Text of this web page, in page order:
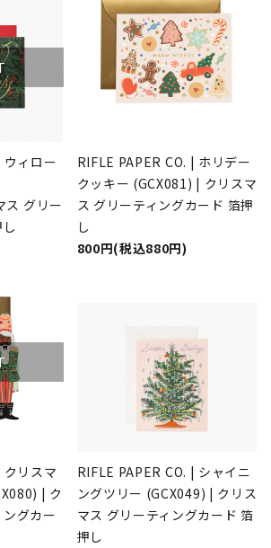
ウィロー
ス グリー
RIFLE PAPER CO. | ホリデー
クッキー (GCX081) | クリスマ
ス グリーティングカード 箔押
し
800円(税込880円)
クリスマ
| ク
グカー
RIFLE PAPER CO. | シャイニ
ングツリー (GCX049) | クリス
マス グリーティングカード 箔
押し